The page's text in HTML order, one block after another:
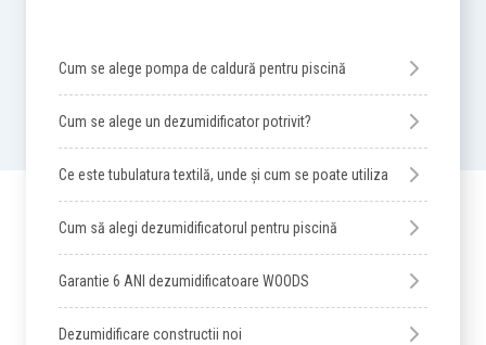
Cum se alege pompa de caldură pentru piscină
Cum se alege un dezumidificator potrivit?
Ce este tubulatura textilă, unde și cum se poate utiliza
Cum să alegi dezumidificatorul pentru piscină
Garantie 6 ANI dezumidificatoare WOODS
Dezumidificare constructii noi